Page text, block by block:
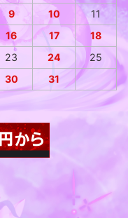
9 10
11
16 17
18
23 24
25
30
31